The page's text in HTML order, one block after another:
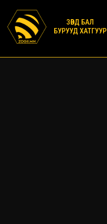
ЗӨВД БАЛ
БУРУУД ХАТГУУР